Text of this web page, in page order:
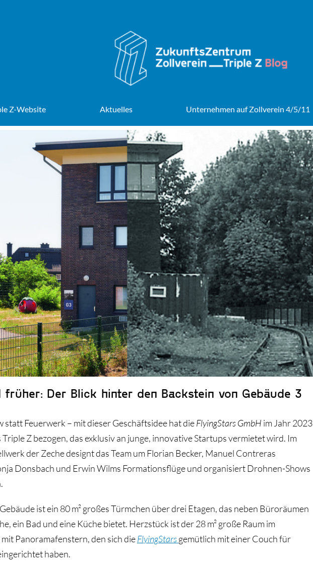
Z-Website Aktuelles Unternehmen auf Zollverein 4/5/11
früher: Der Blick hinter den Backstein von Gebäude 3
statt Feuerwerk – mit dieser Geschäftsidee hat dieFlyingStars GmbH im Jahr 2023
Triple Z bezogen, das exklusiv an junge, innovative Startups vermietet wird. Im
der Zeche designt das Team um Florian Becker, Manuel Contreras
Donsbach und Erwin Wilms Formationsflüge und organisiert Drohnen-Shows
ist ein 80 m² großes Türmchen über drei Etagen, das neben Büroräumen
ein Bad und eine Küche bietet. Herzstück ist der 28 m² große Raum im
Panoramafenstern, den sich dieFlyingStarsgemütlich mit einer Couch für
haben.